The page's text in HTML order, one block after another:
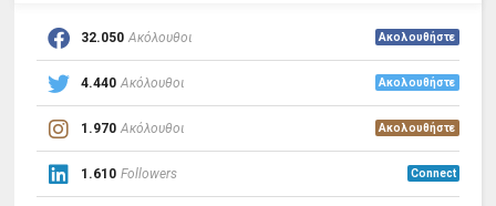
32.050 Ακόλουθοι Ακολουθήστε
4.440 Ακόλουθοι Ακολουθήστε
1.970 Ακόλουθοι Ακολουθήστε
1.610 Followers Connect